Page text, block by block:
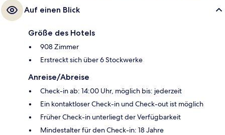
Auf einen Blick
Größe des Hotels
908 Zimmer
Erstreckt sich über 6 Stockwerke
Anreise/Abreise
Check-in ab: 14:00 Uhr, möglich bis: jederzeit
Ein kontaktloser Check-in und Check-out ist möglich
Früher Check-in unterliegt der Verfügbarkeit
Mindestalter für den Check-in: 18 Jahre